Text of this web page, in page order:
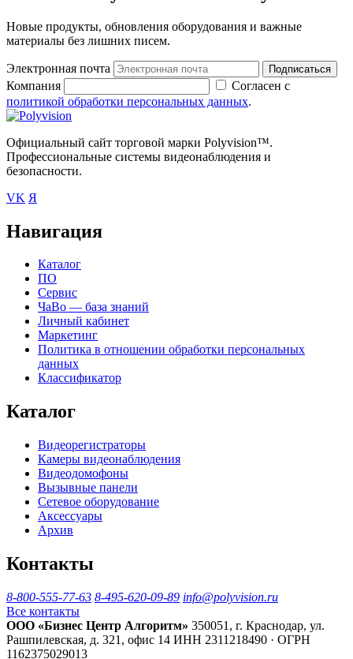
Новые продукты, обновления оборудования и важные
материалы без лишних писем.
Электронная почта Подписаться
Компания
Согласен с
политикой обработки персональных данных.
Официальный сайт торговой марки Polyvision™.
Профессиональные системы видеонаблюдения и
безопасности.
VK Я
Навигация
Каталог
ПО
Сервис
ЧаВо — база знаний
Личный кабинет
Маркетинг
Политика в отношении обработки персональных
данных
Классификатор
Каталог
Видеорегистраторы
Камеры видеонаблюдения
Видеодомофоны
Вызывные панели
Сетевое оборудование
Аксессуары
Архив
Контакты
8-800-555-77-63 8-495-620-09-89 info@polyvision.ru
Все контакты
ООО «Бизнес Центр Алгоритм» 350051, г. Краснодар, ул.
Рашпилевская, д. 321, офис 14 ИНН 2311218490 · ОГРН
1162375029013